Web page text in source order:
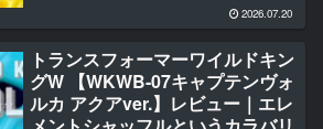
2026.07.20
トランスフォーマーワイルドキン
グW 【WKWB-07キャプテンヴォ
ルカ アクアver.】レビュー｜エレ